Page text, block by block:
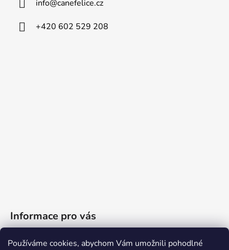
Používáme cookies, abychom Vám umožnili pohodlné
info@canefelice.cz
+420 602 529 208
Informace pro vás
Obchodní podmínky